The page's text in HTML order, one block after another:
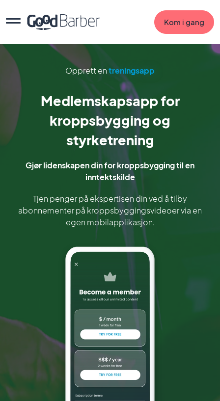
Kom i gang
Opprett entreningsapp
Medlemskapsapp for
kroppsbygging og
styrketrening
Gjør lidenskapen din for kroppsbygging til en
inntektskilde
Tjen penger på ekspertisen din ved å tilby
abonnementer på kroppsbyggingsvideoer via en
egen mobilapplikasjon.